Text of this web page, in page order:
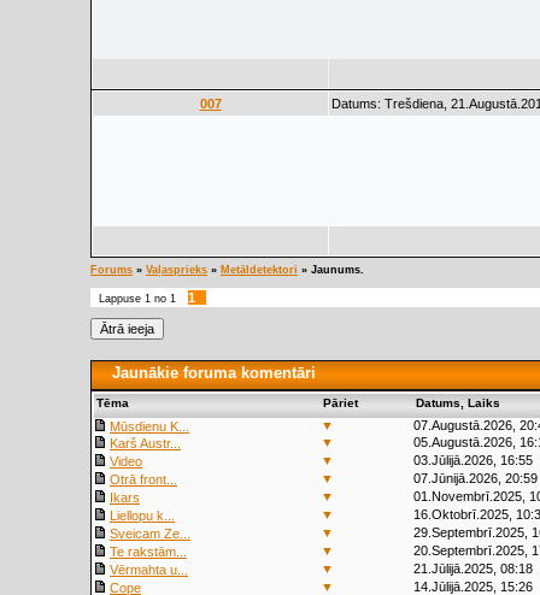
007 Datums: Trešdiena,
Forums » Vaļasprieks » Metāldetektori » Jaunums.
Lappuse 1 no 1 1
Jaunākie foruma komentāri
Tēma Pāriet Datums, Laiks
Mūsdienu K... ▼
07.Augustā.2026,
Karš Austr...
▼
05.Augustā.2026,
Video
▼
03.Jūlijā.2026, 16:55
Otrā front...
▼
07.Jūnijā.2026, 20:59
Ikars
▼
01.Novembrī.2025,
Liellopu k...
▼
16.Oktobrī.2025,
Sveicam Ze...
▼
29.Septembrī.2025,
Te rakstām...
▼
20.Septembrī.2025,
Vērmahta u...
▼
21.Jūlijā.2025, 08:18
Cope
▼ 14.Jūlijā.2025, 15:26